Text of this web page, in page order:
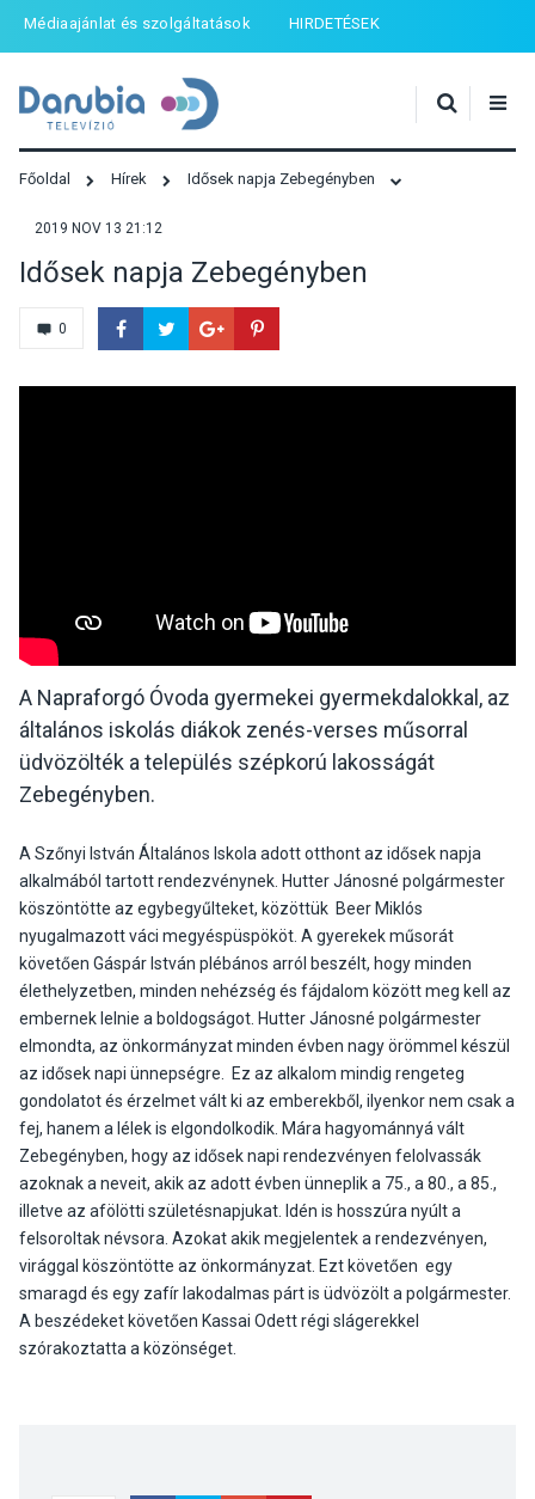
Médiaajánlat és szolgáltatások HIRDETÉSEK
Főoldal Hírek Idősek napja Zebegényben
2019 NOV 13 21:12
Idősek napja Zebegényben
0
A Napraforgó Óvoda gyermekei gyermekdalokkal, az
általános iskolás diákok zenés-verses műsorral
üdvözölték a település szépkorú lakosságát
Zebegényben.
A Szőnyi István Általános Iskola adott otthont az idősek napja
alkalmából tartott rendezvénynek. Hutter Jánosné polgármester
köszöntötte az egybegyűlteket, közöttük Beer Miklós
nyugalmazott váci megyéspüspököt. A gyerekek műsorát
követően Gáspár István plébános arról beszélt, hogy minden
élethelyzetben, minden nehézség és fájdalom között meg kell az
embernek lelnie a boldogságot. Hutter Jánosné polgármester
elmondta, az önkormányzat minden évben nagy örömmel készül
az idősek napi ünnepségre. Ez az alkalom mindig rengeteg
gondolatot és érzelmet vált ki az emberekből, ilyenkor nem csak a
fej, hanem a lélek is elgondolkodik. Mára hagyománnyá vált
Zebegényben, hogy az idősek napi rendezvényen felolvassák
azoknak a neveit, akik az adott évben ünneplik a 75., a 80., a 85.,
illetve az afölötti születésnapjukat. Idén is hosszúra nyúlt a
felsoroltak névsora. Azokat akik megjelentek a rendezvényen,
virággal köszöntötte az önkormányzat. Ezt követően egy
smaragd és egy zafír lakodalmas párt is üdvözölt a polgármester.
A beszédeket követően Kassai Odett régi slágerekkel
szórakoztatta a közönséget.